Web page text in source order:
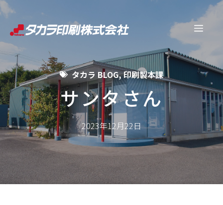
コ
ン
へ
ス
キ
プ
メ
ュ
ー
タカラ BLOG,印刷製本課
サンタさん
2023年12月22日